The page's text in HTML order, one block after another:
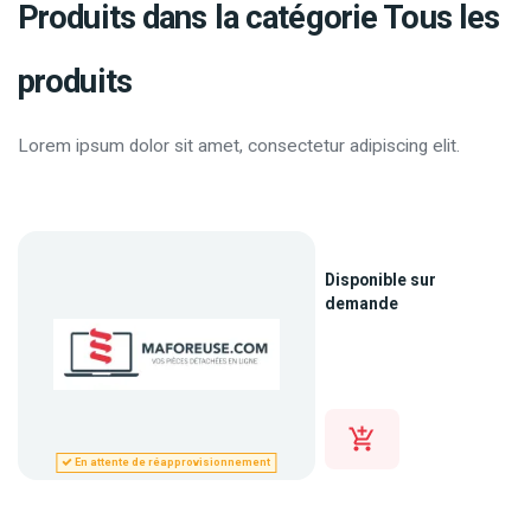
Produits dans la catégorie Tous les
produits
Lorem ipsum dolor sit amet, consectetur adipiscing elit.
En attente de réapprovisionnement
Disponible sur
demande